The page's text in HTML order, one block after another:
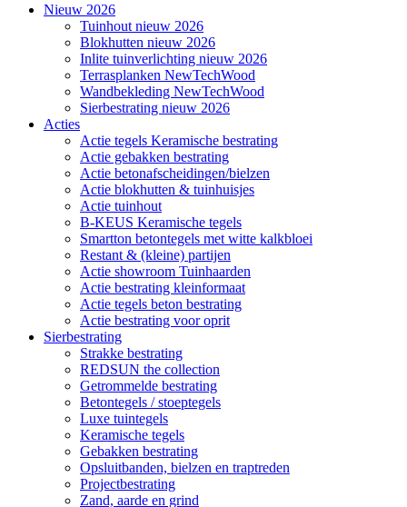
Nieuw 2026
Tuinhout nieuw 2026
Blokhutten nieuw 2026
Inlite tuinverlichting nieuw 2026
Terrasplanken NewTechWood
Wandbekleding NewTechWood
Sierbestrating nieuw 2026
Acties
Actie tegels Keramische bestrating
Actie gebakken bestrating
Actie betonafscheidingen/bielzen
Actie blokhutten & tuinhuisjes
Actie tuinhout
B-KEUS Keramische tegels
Smartton betontegels met witte kalkbloei
Restant & (kleine) partijen
Actie showroom Tuinhaarden
Actie bestrating kleinformaat
Actie tegels beton bestrating
Actie bestrating voor oprit
Sierbestrating
Strakke bestrating
REDSUN the collection
Getrommelde bestrating
Betontegels / stoeptegels
Luxe tuintegels
Keramische tegels
Gebakken bestrating
Opsluitbanden, bielzen en traptreden
Projectbestrating
Zand, aarde en grind